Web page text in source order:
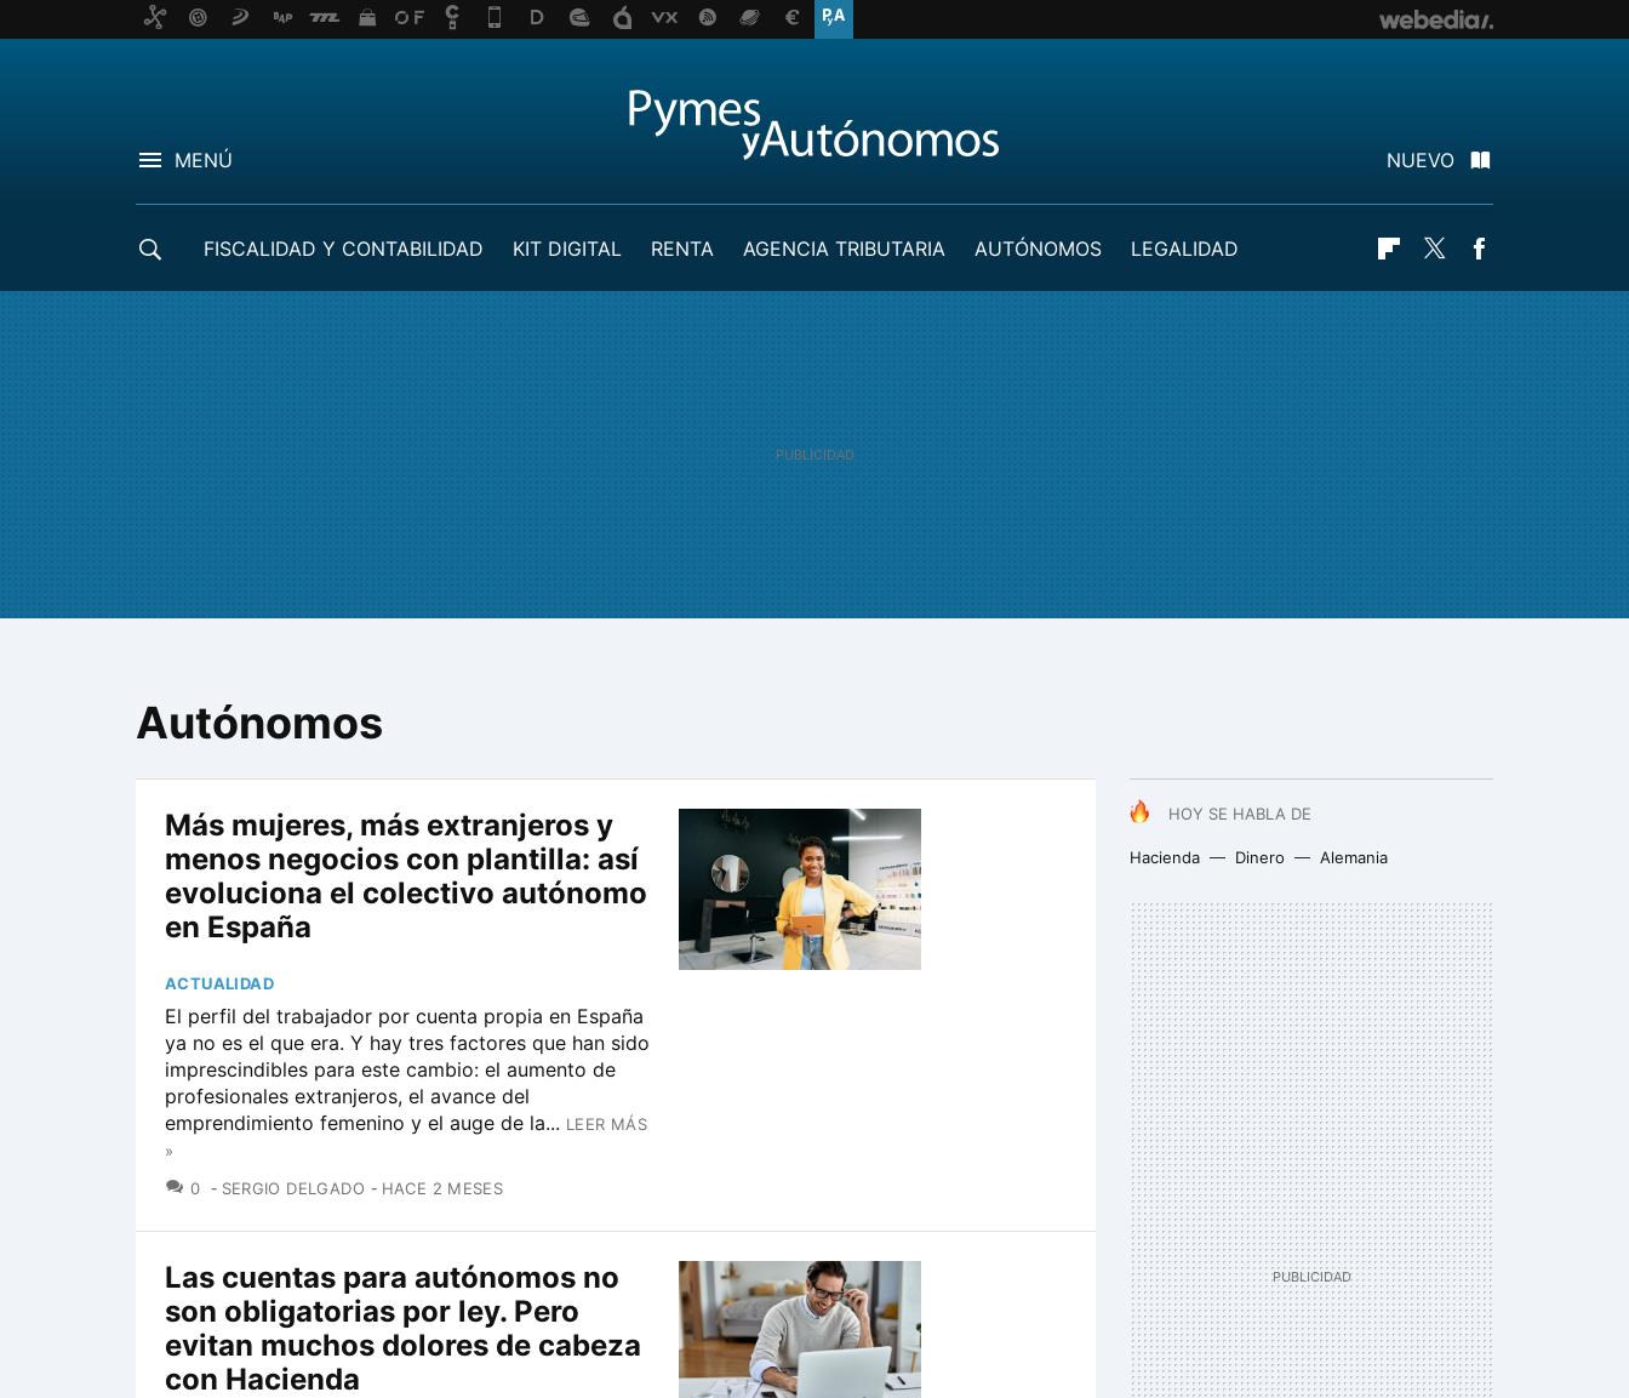
MENÚ NUEVO
FISCALIDAD Y CONTABILIDAD KIT DIGITAL RENTA AGENCIA TRIBUTARIA AUTÓNOMOS
LEGALIDAD
Flipboard
Twitter
Autónomos
HOY SE HABLA DE
Hacienda Dinero Alemania
Más mujeres, más extranjeros y
menos negocios con plantilla: así
evoluciona el colectivo autónomo
en España
ACTUALIDAD
El perfil del trabajador por cuenta propia en España
ya no es el que era. Y hay tres factores que han sido
imprescindibles para este cambio: el aumento de
profesionales extranjeros, el avance del
emprendimiento femenino y el auge de la... LEER MÁS
»
0 COMENTARIOS
SERGIO DELGADO HACE 2 MESES
Las cuentas para autónomos no
son obligatorias por ley. Pero
evitan muchos dolores de cabeza
con Hacienda